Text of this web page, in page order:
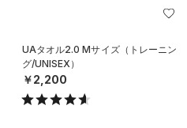
UAタオル2.0 Mサイズ（トレーニン
グ/UNISEX）
￥2,200